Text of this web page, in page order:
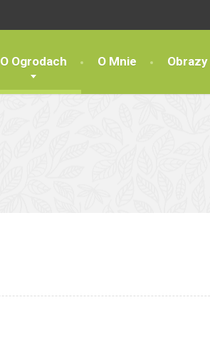
O Ogrodach O Mnie Obrazy